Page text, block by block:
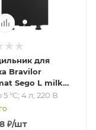
для
Bravilor
Sego L milk
5 °C; 4 л; 220 В
₽/шт